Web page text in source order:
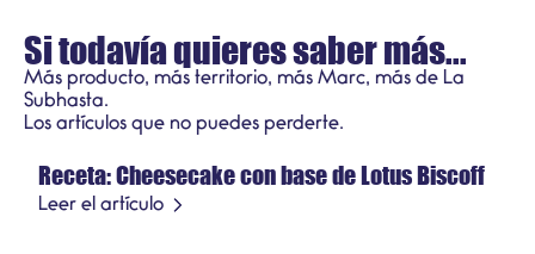
Si todavía quieres saber más...
Más producto, más territorio, más Marc, más de La
Subhasta.
Los artículos que no puedes perderte.
21 de julio de 2026
Recetas
Receta: Cheesecake con base de Lotus Biscoff
Leer el artículo
Producto de temporada